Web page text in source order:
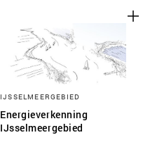
IJSSELMEERGEBIED
Energieverkenning
IJsselmeergebied